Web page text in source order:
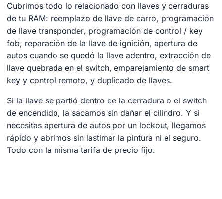
Cubrimos todo lo relacionado con llaves y cerraduras
de tu RAM: reemplazo de llave de carro, programación
de llave transponder, programación de control / key
fob, reparación de la llave de ignición, apertura de
autos cuando se quedó la llave adentro, extracción de
llave quebrada en el switch, emparejamiento de smart
key y control remoto, y duplicado de llaves.
Si la llave se partió dentro de la cerradura o el switch
de encendido, la sacamos sin dañar el cilindro. Y si
necesitas apertura de autos por un lockout, llegamos
rápido y abrimos sin lastimar la pintura ni el seguro.
Todo con la misma tarifa de precio fijo.